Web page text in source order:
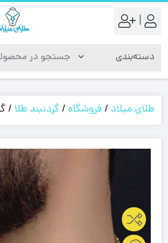
|
طلای میلاد /فروشگاه/گردنبند طلا/